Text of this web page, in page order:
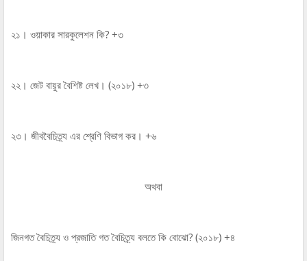
২১। ওয়াকার সারকুলেশন কি? +৩
২২। জেট বায়ুর বৈশিষ্ট লেখ। (২০১৮) +৩
২৩। জীববৈচিত্র্য এর শ্রেণি বিভাগ কর। +৬
অথবা
জিনগত বৈচিত্র্য ও প্রজাতি গত বৈচিত্র্য বলতে কি বোঝো? (২০১৮) +৪